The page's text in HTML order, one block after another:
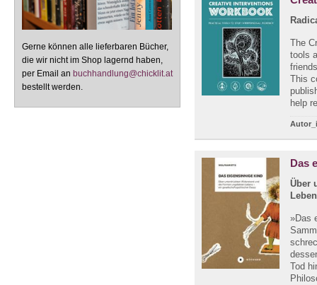
Gerne können alle lieferbaren Bücher,
die wir nicht im Shop lagernd haben,
per Email an buchhandlung@chicklit.at
bestellt werden.
The
tools
This
help
Das
Über
»Das
Tod